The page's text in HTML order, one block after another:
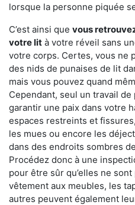
lorsque la personne piquée
C’est ainsi que vous
votre lit à votre réveil sans
votre corps. Certes, vous ne
des nids de punaises de lit
mais vous pouvez quand
Cependant, seul un travail
garantir une paix dans votre
espaces restreints et
les mues ou encore les
dans des endroits sombres
Procédez donc à une
pour être sûr qu’elles ne
vêtement aux meubles, les
autres peuvent également